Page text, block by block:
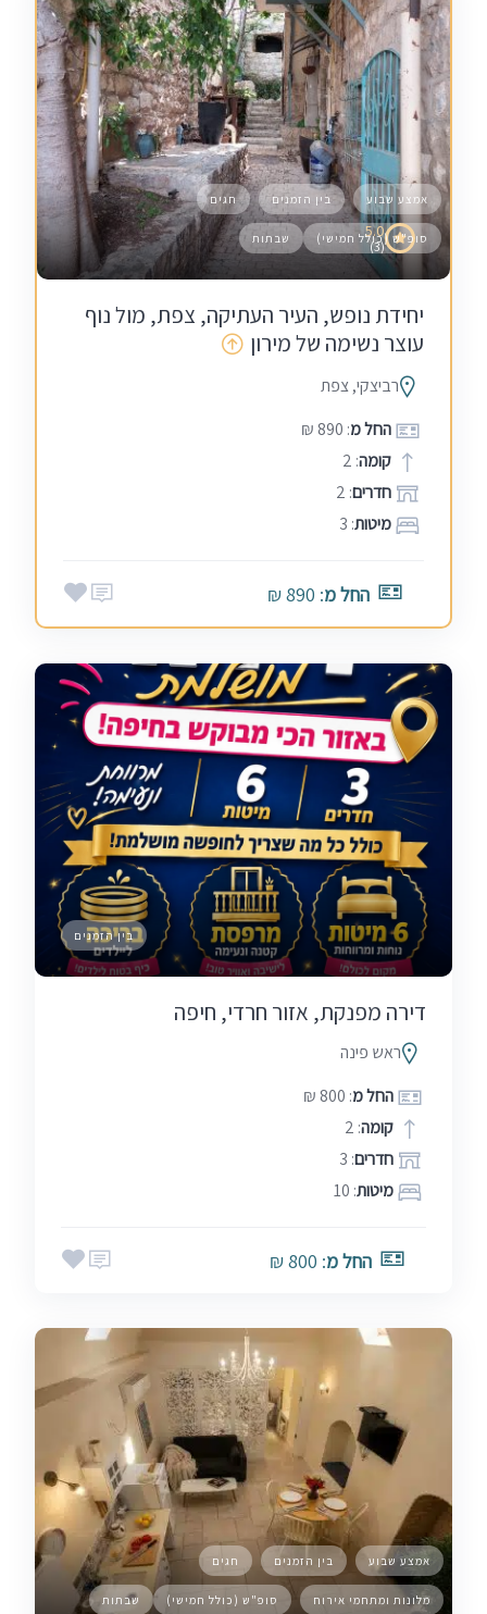
5.0
(3)
אמצע שבוע בין הזמנים חגים
סופ"ש (כולל חמישי) שבתות
יחידת נופש, העיר העתיקה, צפת, מול נוף
עוצר נשימה של מירון
רביצקי, צפת
החל מ: 890 ₪
קומה: 2
חדרים: 2
מיטות: 3
החל מ: 890 ₪
בין הזמנים
דירה מפנקת, אזור חרדי, חיפה
ראש פינה
החל מ: 800 ₪
קומה: 2
חדרים: 3
מיטות: 10
החל מ: 800 ₪
אמצע שבוע בין הזמנים חגים
מלונות ומתחמי אירוח סופ"ש (כולל חמישי) שבתות